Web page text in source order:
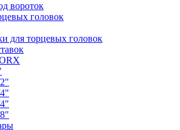
вороток
головок
для торцевых головок